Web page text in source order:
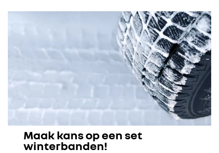
Maak kans op een set
winterbanden!